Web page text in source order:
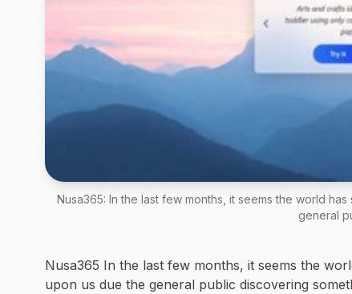
Nusa365: In the last few months, it seems the world
general
Nusa365 In the last few months, it seems the
upon us due the general public discovering